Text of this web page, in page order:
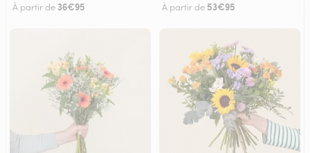
À partir de 36€95 À partir de 53€95